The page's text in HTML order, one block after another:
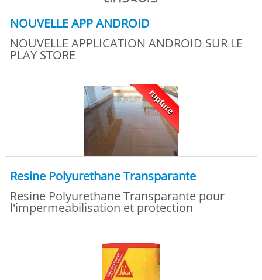
NOUVELLE APP ANDROID
NOUVELLE APPLICATION ANDROID SUR LE
PLAY STORE
rupture
Resine Polyurethane Transparante
Resine Polyurethane Transparante pour
l'impermeabilisation et protection